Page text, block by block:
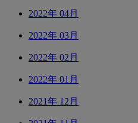
2022年 04月
2022年 03月
2022年 02月
2022年 01月
2021年 12月